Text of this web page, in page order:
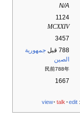
N/A
1124
MCXXIV
3457
788 قبل
جمهورية
الصين
民前788年
1667
view talk edit